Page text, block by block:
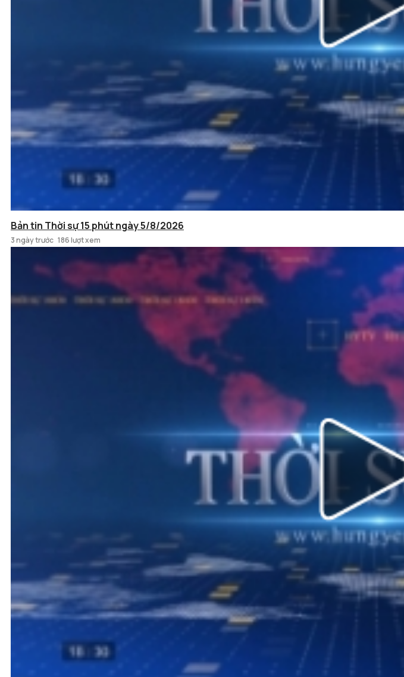
Bản tin Thời sự 15 phút ngày 5/8/2026
3 ngày trước 186 lượt xem